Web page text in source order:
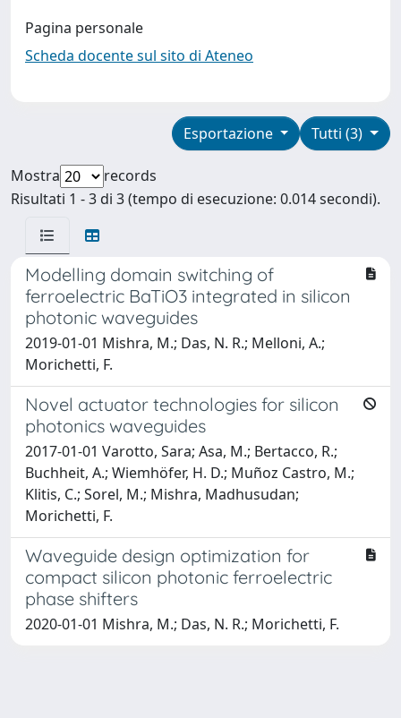
Pagina personale
Scheda docente sul sito di Ateneo
Tutti (3)
Esportazione
Mostra
records
Risultati 1 - 3 di 3 (tempo di esecuzione: 0.014 secondi).
Modelling domain switching of
ferroelectric BaTiO3 integrated in silicon
photonic waveguides
2019-01-01 Mishra, M.; Das, N. R.; Melloni, A.;
Morichetti, F.
Novel actuator technologies for silicon
photonics waveguides
2017-01-01 Varotto, Sara; Asa, M.; Bertacco, R.;
Buchheit, A.; Wiemhöfer, H. D.; Muñoz Castro, M.;
Klitis, C.; Sorel, M.; Mishra, Madhusudan;
Morichetti, F.
Waveguide design optimization for
compact silicon photonic ferroelectric
phase shifters
2020-01-01 Mishra, M.; Das, N. R.; Morichetti, F.